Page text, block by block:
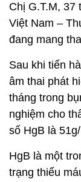
Chị G.T.M, 37
Việt Nam –
đang mang
Sau khi tiến
âm thai phát
tháng trong
nghiệm cho
số HgB là
HgB là một
trạng thiếu